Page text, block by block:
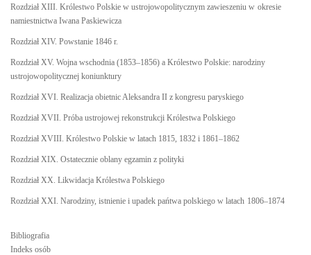
Rozdział XIII. Królestwo Polskie w ustrojowopolitycznym zawieszeniu w okresie
namiestnictwa Iwana Paskiewicza
Rozdział XIV. Powstanie 1846 r.
Rozdział XV. Wojna wschodnia (1853–1856) a Królestwo Polskie: narodziny
ustrojowopolitycznej koniunktury
Rozdział XVI. Realizacja obietnic Aleksandra II z kongresu paryskiego
Rozdział XVII. Próba ustrojowej rekonstrukcji Królestwa Polskiego
Rozdział XVIII. Królestwo Polskie w latach 1815, 1832 i 1861–1862
Rozdział XIX. Ostatecznie oblany egzamin z polityki
Rozdział XX. Likwidacja Królestwa Polskiego
Rozdział XXI. Narodziny, istnienie i upadek pańtwa polskiego w latach 1806–1874
Bibliografia
Indeks osób